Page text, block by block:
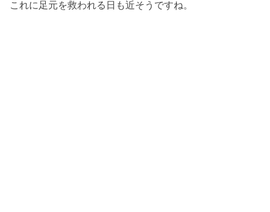
これに足元を救われる日も近そうですね。